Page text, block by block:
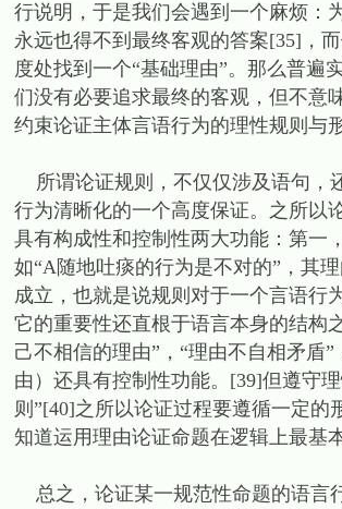
行说明，于是我们会遇到一个麻烦：
永远也得不到最终客观的答案[35]，
度处找到一个“基础理由”。那么普遍
们没有必要追求最终的客观，但不意
约束论证主体言语行为的理性规则与
所谓论证规则，不仅仅涉及语句，
行为清晰化的一个高度保证。之所以
具有构成性和控制性两大功能：第一
如“A随地吐痰的行为是不对的”，其
成立，也就是说规则对于一个言语行
它的重要性还直根于语言本身的结构
己不相信的理由”，“理由不自相矛盾
由）还具有控制性功能。[39]但遵守
则”[40]之所以论证过程要遵循一定
知道运用理由论证命题在逻辑上最基
总之，论证某一规范性命题的语言